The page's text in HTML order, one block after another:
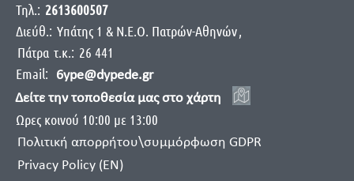
Τηλ.: 2613600507
Διεύθ.: Yπάτης 1 & Ν.Ε.Ο. Πατρών-Αθηνών,
Πάτρα τ.κ.: 26 441
Email:
6ype@dypede.gr
Δείτε την τοποθεσία μας στο χάρτη
Ωρες κοινού 10:00 με 13:00
Πολιτική απορρήτου\συμμόρφωση GDPR
Privacy Policy (EN)